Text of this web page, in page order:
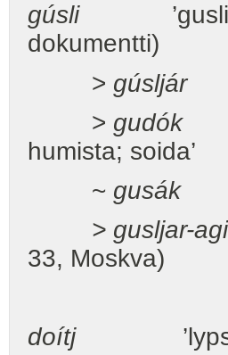
gúsli’gusli'
dokumentti)
> gúsljár
> gudók
humista; soida’
~ gusák
> gusljar-
33, Moskva)
doítj